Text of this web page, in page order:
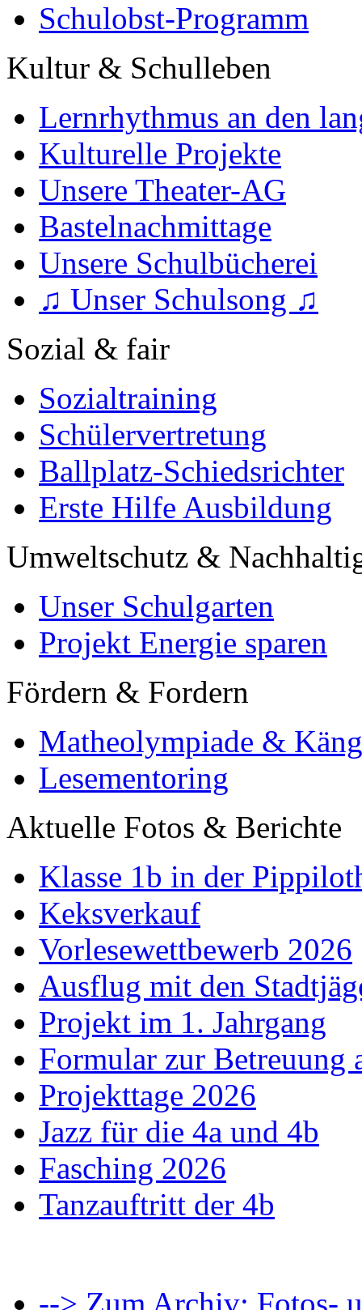
Schulobst-Programm
Kultur & Schulleben
Lernrhythmus an den
Kulturelle Projekte
Unsere Theater-AG
Bastelnachmittage
Unsere Schulbücherei
♫ Unser Schulsong ♫
Sozial & fair
Sozialtraining
Schülervertretung
Ballplatz-Schiedsrichter
Erste Hilfe Ausbildung
Umweltschutz &
Unser Schulgarten
Projekt Energie sparen
Fördern & Fordern
Matheolympiade &
Lesementoring
Aktuelle Fotos & Berichte
Klasse 1b in der
Keksverkauf
Vorlesewettbewerb 2026
Ausflug mit den
Projekt im 1. Jahrgang
Formular zur Betreuung
Projekttage 2026
Jazz für die 4a und 4b
Fasching 2026
Tanzauftritt der 4b